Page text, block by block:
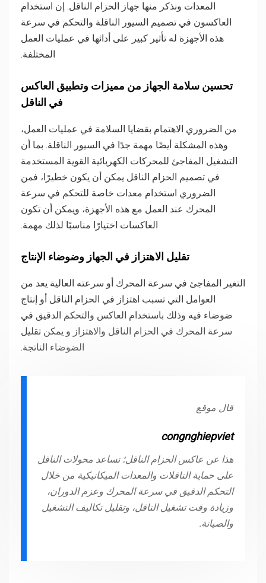
المعدات ونذكر منها جهاز الحزام الناقل. إن استخدام
العاكسون في تصميم السيور الناقلة والتحكم في سرعة
هذه الأجهزة له تأثير كبير على أدائها في عمليات العمل
المختلفة.
تحسين سلامة الجهاز من مميزات وتطبيق العاكس
في الناقل
من الضروري الاهتمام بقضايا السلامة في عمليات العمل،
وهذه المشكلة أيضًا مهمة جدًا في السيور الناقلة. بما أن
التشغيل المفاجئ للمحركات الكهربائية القوية المستخدمة
في تصميم الحزام الناقل يمكن أن يكون خطيرًا، فمن
الضروري استخدام معدات خاصة للتحكم في سرعة
المحرك عند العمل مع هذه الأجهزة، ويمكن أن تكون
العاكسات اختيارًا مناسبًا لذلك مهمة.
تقليل الاهتزاز في الجهاز وضوضاء الإنتاج
التغير المفاجئ في سرعة المحرك أو سرعته العالية يعد من
العوامل التي تسبب اهتزاز في الحزام الناقل أو إنتاج
ضوضاء فيه وذلك باستخدام العاكس والتحكم الدقيق في
سرعة المحرك في الحزام الناقل والاهتزاز و يمكن تقليل
الضوضاء الناتجة.
قال موقع
congnghiepviet
هذا عن عاكس الحزام الناقل؛ تساعد محولات الناقل
على حماية الناقلات والمعدات الميكانيكية من خلال
التحكم الدقيق في سرعة المحرك وعزم الدوران،
وزيادة وقت تشغيل الناقل، وتقليل تكاليف التشغيل
والصيانة.